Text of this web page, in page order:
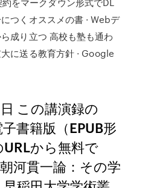
つくオススメの書 · Webデ
成り立つ 高校も塾も通わ
に送る教育方針 · Google
この講演録の
書籍版（EPUB形
から無料で
河貫一論：その学